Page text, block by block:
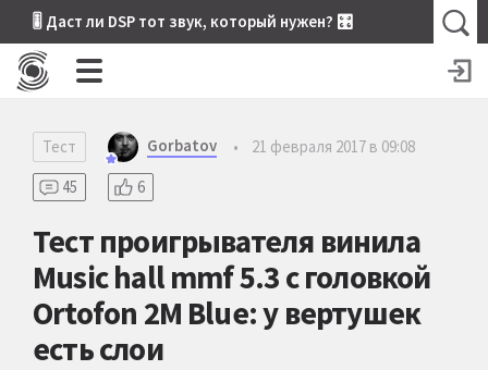
🎚 Даст ли DSP тот звук, который нужен? 🎛
Тест Gorbatov •
21 февраля 2017 в 09:08
45
6
Тест проигрывателя винила
Music hall mmf 5.3 с головкой
Ortofon 2M Blue: у вертушек
есть слои